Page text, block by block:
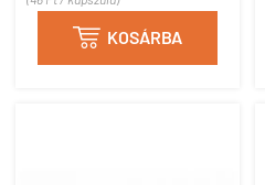
 KOSÁRBA